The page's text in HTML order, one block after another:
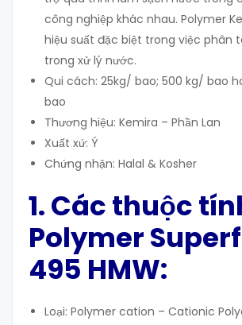
công nghiệp khác nhau. Polymer
hiệu suất đặc biệt trong việc phân
trong xử lý nước.
Qui cách: 25kg/ bao; 500 kg/ bao
bao
Thương hiệu: Kemira – Phần Lan
Xuất xứ: Ý
Chứng nhận: Halal & Kosher
1. Các thuộc
Polymer
495 HMW:
Loại: Polymer cation – Cationic